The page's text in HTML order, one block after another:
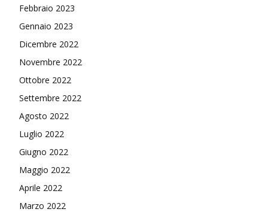
Febbraio 2023
Gennaio 2023
Dicembre 2022
Novembre 2022
Ottobre 2022
Settembre 2022
Agosto 2022
Luglio 2022
Giugno 2022
Maggio 2022
Aprile 2022
Marzo 2022